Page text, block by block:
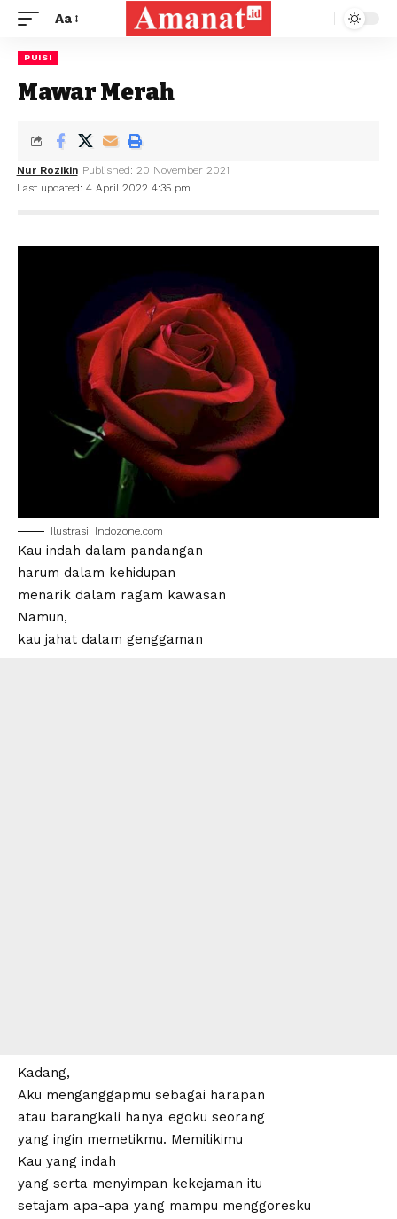
Aa
PUISI
Mawar Merah
Last updated: 4 April 2022 4:35 pm
Nur Rozikin Published: 20 November 2021
Ilustrasi: Indozone.com
Kau indah dalam pandangan
harum dalam kehidupan
menarik dalam ragam kawasan
Namun,
kau jahat dalam genggaman
Kadang,
Aku menganggapmu sebagai harapan
atau barangkali hanya egoku seorang
yang ingin memetikmu. Memilikimu
Kau yang indah
yang serta menyimpan kekejaman itu
setajam apa-apa yang mampu menggoresku